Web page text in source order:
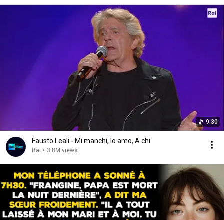
9:30
Fausto Leali - Mi manchi, Io amo, A chi
Rai • 3.8M views